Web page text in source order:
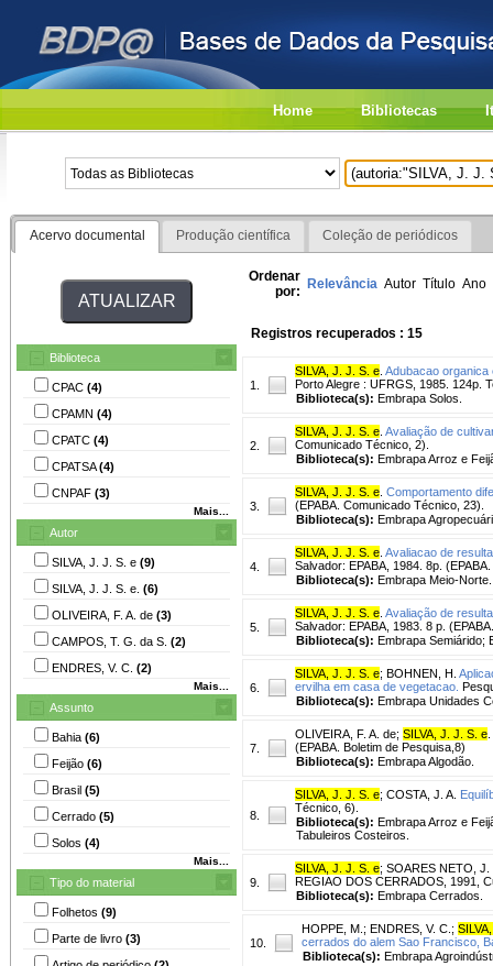
Home Bibliotecas
Acervo documental Produção científica Coleção de periódicos
Biblioteca
CPAC (4)
CPAMN (4)
CPATC (4)
CPATSA(4)
CNPAF (3)
Mais...
Autor
SILVA, J. J. S. e (9)
SILVA, J. J. S. e. (6)
OLIVEIRA, F. A. de (3)
CAMPOS, T. G. da S. (2)
ENDRES, V. C. (2)
Mais...
Assunto
Bahia (6)
Feijão (6)
Brasil (5)
Cerrado (5)
Solos (4)
Mais...
Tipo do material
Folhetos (9)
Parte de livro (3)
Ordenar
por: Relevância Autor Título Ano
Registros recuperados : 15
1.
SILVA, J. J. S. e Adubacao organica
Porto Alegre : UFRGS, 1985. 124p.
Biblioteca(s): Embrapa Solos.
2.
SILVA, J. J. S. e Avaliação de
Comunicado Técnico, 2).
Biblioteca(s): Embrapa Arroz e
3.
SILVA, J. J. S. e Comportamento
(EPABA. Comunicado Técnico, 23).
Biblioteca(s): Embrapa
4.
SILVA, J. J. S. e Avaliacao de
Salvador: EPABA, 1984. 8p.
Biblioteca(s): Embrapa Meio-Norte.
5.
SILVA, J. J. S. e Avaliação de
Salvador: EPABA, 1983. 8 p.
Biblioteca(s): Embrapa Semiárido;
6.
SILVA, J. J. S. e; BOHNEN, H.
ervilha em casa de vegetacao.
Biblioteca(s): Embrapa Unidades
7.
OLIVEIRA, F. A. de; SILVA, J. J. S. e
(EPABA. Boletim de Pesquisa,8)
Biblioteca(s): Embrapa Algodão.
8.
SILVA, J. J. S. e; COSTA, J. A.
Técnico, 6).
Biblioteca(s): Embrapa Arroz e
Tabuleiros Costeiros.
9.
SILVA, J. J. S. e; SOARES NETO, J.
REGIAO DOS CERRADOS, 1991,
Biblioteca(s): Embrapa Cerrados.
10.
HOPPE, M. ; ENDRES, V. C. ;
cerrados do alem Sao Francisco,
Biblioteca(s): Embrapa